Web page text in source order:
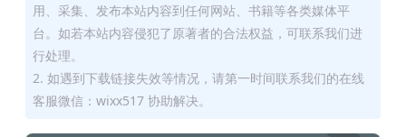
用、采集、发布本站内容到任何网站、书籍等各类媒体平
台。如若本站内容侵犯了原著者的合法权益，可联系我们进
行处理。
2. 如遇到下载链接失效等情况，请第一时间联系我们的在线
客服微信：wixx517 协助解决。